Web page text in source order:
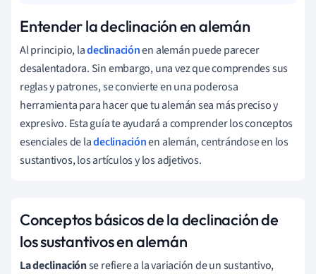
Entender la declinación en alemán
Al principio, ladeclinaciónen alemán puede parecer
desalentadora. Sin embargo, una vez que comprendes sus
reglas y patrones, se convierte en una poderosa
herramienta para hacer que tu alemán sea más preciso y
expresivo. Esta guía te ayudará a comprender los conceptos
esenciales de ladeclinaciónen alemán, centrándose en los
sustantivos, los artículos y los adjetivos.
Conceptos básicos de la declinación de
los sustantivos en alemán
La declinaciónse refiere a la variación de un sustantivo,